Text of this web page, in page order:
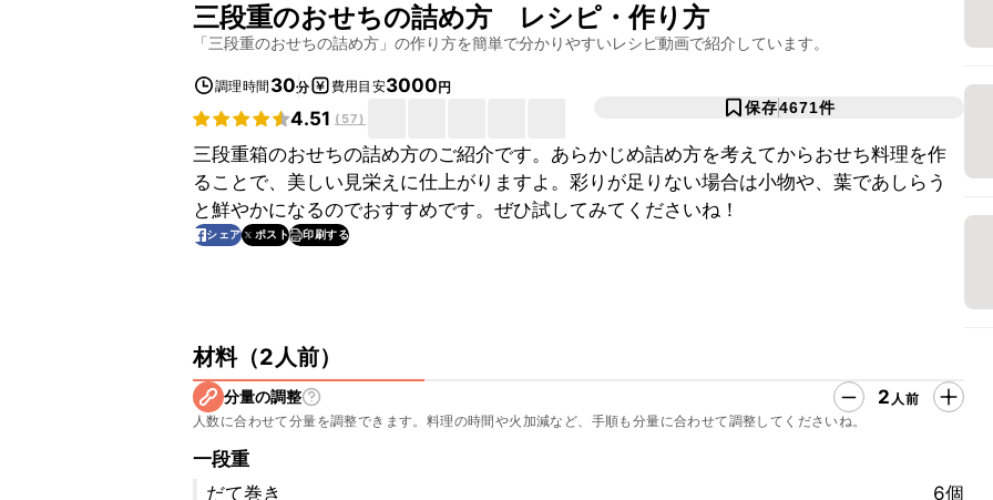
三段重のおせちの詰め方 レシピ・作り方
「三段重のおせちの詰め方 」の作り方を簡単で分かりやすいレシピ動画で紹介しています。
調理時間 30分 費用目安3000円
4.51 ( 57)
保存4671件
三段重箱のおせちの詰め方のご紹介です。あらかじめ詰め方を考えてからおせち料理を作
ることで、美しい見栄えに仕上がりますよ。彩りが足りない場合は小物や、葉であしらう
と鮮やかになるのでおすすめです。ぜひ試してみてくださいね！
シェア ポスト 印刷する
材料（2人前）
分量の調整 2 人前
人数に合わせて分量を調整できます。料理の時間や火加減など、手順も分量に合わせて調整してくださいね。
一段重
だて巻き
6個